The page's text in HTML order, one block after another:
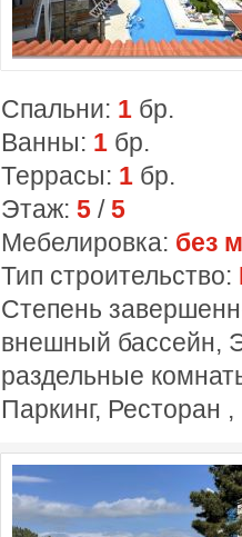
Спальни: 1 бр.
Ванны: 1 бр.
Террасы: 1 бр.
Этаж: 5 /5
Мебелировка: без
Тип строительство:
Степень
внешный бассейн,
раздельные
Паркинг, Ресторан